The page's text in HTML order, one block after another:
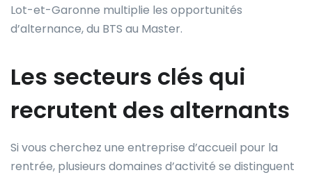
Lot-et-Garonne multiplie les opportunités
d’alternance, du BTS au Master.
Les secteurs clés qui
recrutent des alternants
Si vous cherchez une entreprise d’accueil pour la
rentrée, plusieurs domaines d’activité se distinguent